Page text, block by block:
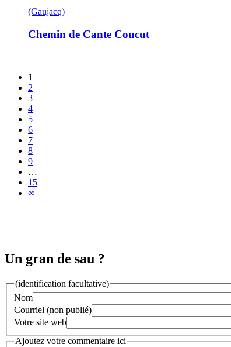
(Gaujacq)
Chemin de Cante Coucut
1
2
3
4
5
6
7
8
9
…
15
∞
Un gran de sau ?
(identification facultative)
Nom
Courriel (non publié)
Votre site web
Ajoutez votre commentaire ici